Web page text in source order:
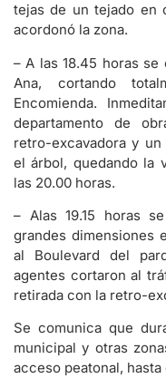
tejas de un tejado en
acordonó la zona.
– A las 18.45 horas
Ana, cortando
Encomienda.
departamento de
retro-excavadora y
el árbol, quedando la
las 20.00 horas.
– Alas 19.15 horas
grandes dimensiones
al Boulevard del
agentes cortaron al
retirada con la retro-
Se comunica que
municipal y otras
acceso peatonal,